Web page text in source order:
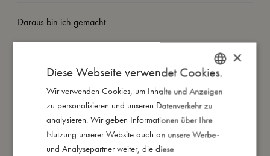
Daraus bin ich gemacht
DANISH
ENGLISH
GERMAN
×
Diese Webseite verwendet Cookies.
Wir verwenden Cookies, um Inhalte und Anzeigen
zu personalisieren und unseren Datenverkehr zu
analysieren. Wir geben Informationen über Ihre
Nutzung unserer Website auch an unsere Werbe-
und Analysepartner weiter, die diese